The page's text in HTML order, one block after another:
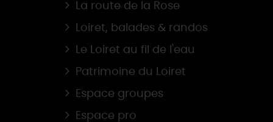
La route de la Rose
Loiret, balades & randos
Le Loiret au fil de l'eau
Patrimoine du Loiret
Espace groupes
Espace pro